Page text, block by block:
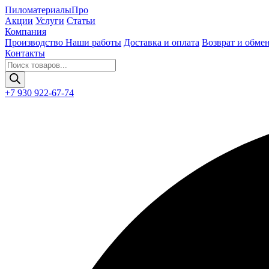
ПиломатериалыПро
Акции Услуги Статьи
Компания
Производство Наши работы Доставка и оплата Возврат и
Контакты
Поиск
товаров
+7 930 922-67-74